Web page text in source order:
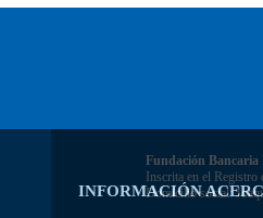
INFORMACIÓN
Fundación Bancaria
Inscrita en el Registro
Domicilio social: